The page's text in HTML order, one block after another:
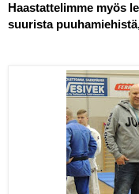
Haastattelimme myös
suurista